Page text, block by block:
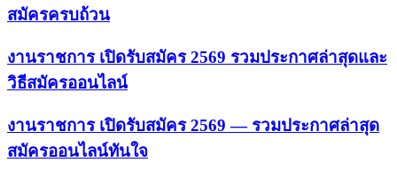
สมัครครบถ้วน
งานราชการ เปิดรับสมัคร 2569 รวมประกาศล่าสุดและ
วิธีสมัครออนไลน์
งานราชการ เปิดรับสมัคร 2569 — รวมประกาศล่าสุด
สมัครออนไลน์ทันใจ